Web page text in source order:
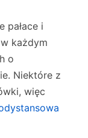
pałace i
każdym
o
Niektóre z
więc